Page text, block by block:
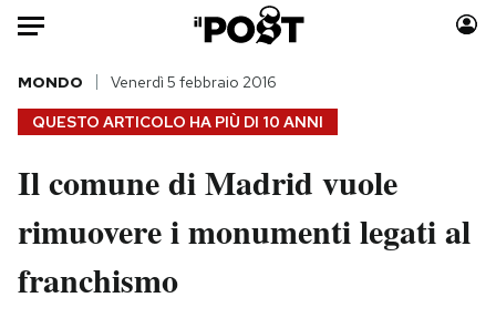
Auto
HOME
Italia
Politica
Tecnologia
Moda
Consumismi
QUESTO ARTICOLO HA PIÙ DI 10 ANNI
MONDO Venerdì 5 febbraio 2016
Il comune di Madrid vuole
rimuovere i monumenti legati al
franchismo